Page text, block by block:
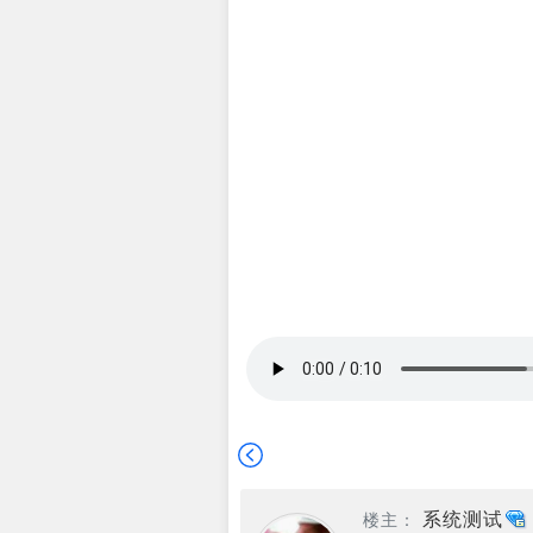
楼主： 系统测试